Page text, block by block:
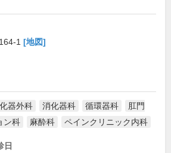
1 [地図]
器外科 消化器科 循環器科
肛門
ン科 麻酔科 ペインクリニック内科
日